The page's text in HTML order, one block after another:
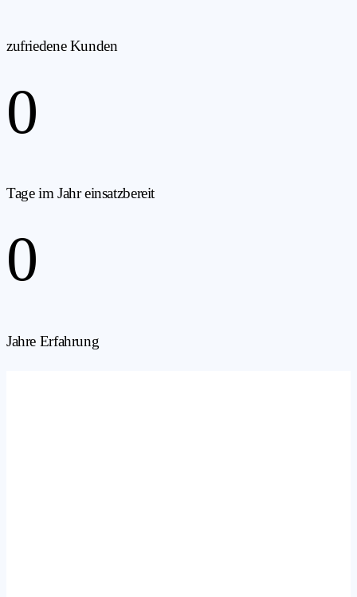
zufriedene Kunden
0
Tage im Jahr einsatzbereit
0
Jahre Erfahrung